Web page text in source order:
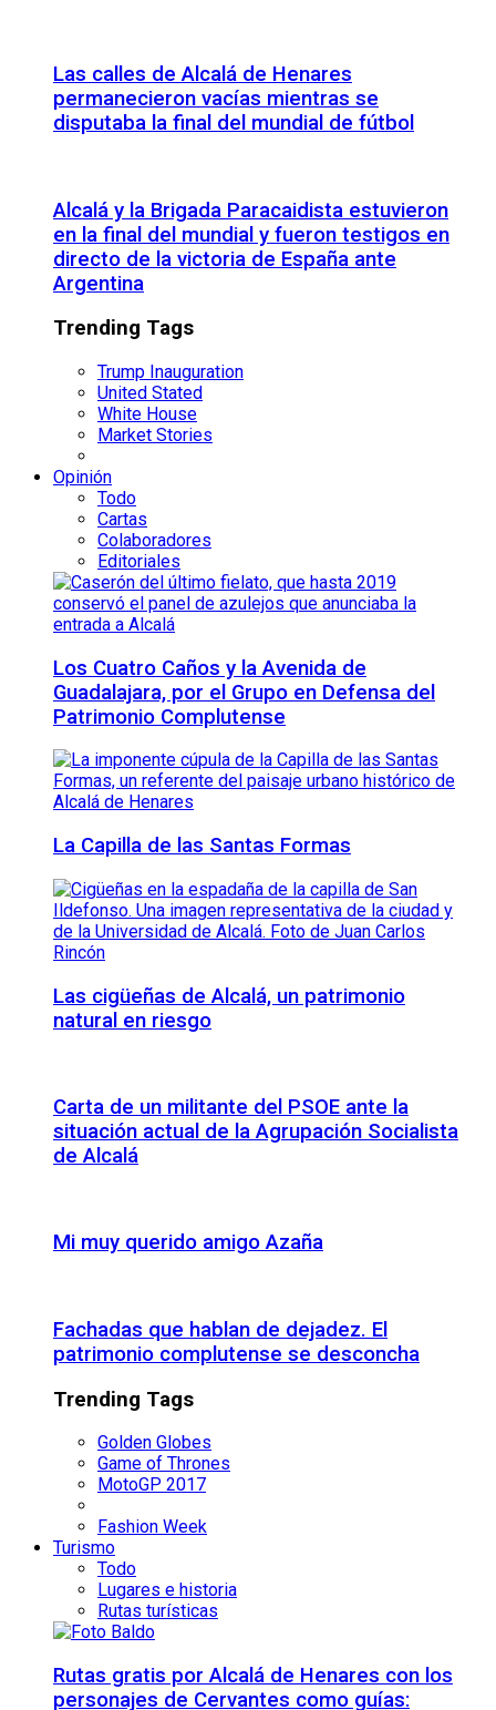
Las calles de Alcalá de Henares
permanecieron vacías mientras se
disputaba la final del mundial de fútbol
Alcalá y la Brigada Paracaidista estuvieron
en la final del mundial y fueron testigos en
directo de la victoria de España ante
Argentina
Trending Tags
Trump Inauguration
United Stated
White House
Market Stories
Opinión
Todo
Cartas
Colaboradores
Editoriales
Los Cuatro Caños y la Avenida de
Guadalajara, por el Grupo en Defensa del
Patrimonio Complutense
La Capilla de las Santas Formas
Las cigüeñas de Alcalá, un patrimonio
natural en riesgo
Carta de un militante del PSOE ante la
situación actual de la Agrupación Socialista
de Alcalá
Mi muy querido amigo Azaña
Fachadas que hablan de dejadez. El
patrimonio complutense se desconcha
Trending Tags
Golden Globes
Game of Thrones
MotoGP 2017
Fashion Week
Turismo
Todo
Lugares e historia
Rutas turísticas
Rutas gratis por Alcalá de Henares con los
personajes de Cervantes como guías: